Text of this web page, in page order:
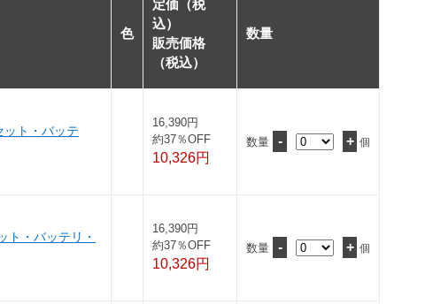
色
定価（税
込）
販売価格
（税込）
数量
ト・バッテ
16,390円
約37％OFF
10,326円
数量 - + 個
・バッテリ・
16,390円
約37％OFF
10,326円
数量 - + 個